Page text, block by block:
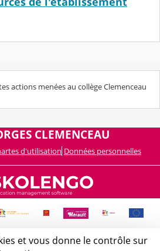
actions menées au collège Clemenceau
CLEMENCEAU
d'utilisation Données personnelles
et vous donne le contrôle sur